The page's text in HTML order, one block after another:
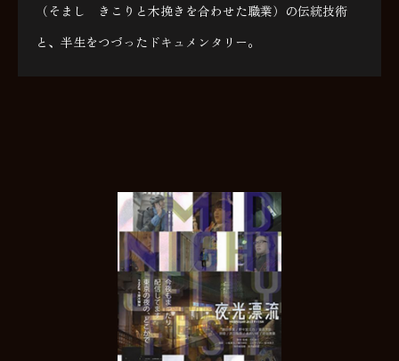
（そまし きこりと木挽きを合わせた職業）の伝統技術
と、半生をつづったドキュメンタリー。